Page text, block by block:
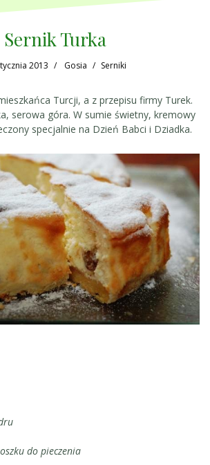
Sernik Turka
2013 Gosia Serniki
Turcji, a z przepisu firmy Turek.
serowa góra. W sumie świetny, kremowy
specjalnie na Dzień Babci i Dziadka.
do pieczenia